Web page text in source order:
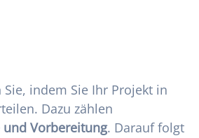
indem Sie Ihr Projekt in
Dazu zählen
und Vorbereitung. Darauf folgt